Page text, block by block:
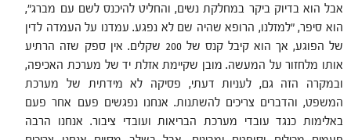
אבל הוא בדיוק ביקר במחלקת נשים, והחליט להיכנס לשם עם מברג",
הוא סיפר, "למזלנו, הרופא שהיה שם לא נפגע. עמדנו על העמדה לדין
של הפוגע, אך הוא קיבל קנס של 200 שקלים. אין ספק שזה הרתיע
אותו מלחזור על המעשה. מובן שקיימת אזלת יד של מערכת האכיפה,
ובמקרה הזה גם, לעניות דעתי, פסיקה לא מידתית של מערכת
המשפט, והדברים צריכים להשתנות. אנחנו נפגשים פעם אחר פעם
באלימות כנגד עובדי מערכת הבריאות ועובדי ציבור. אנחנו הרבה